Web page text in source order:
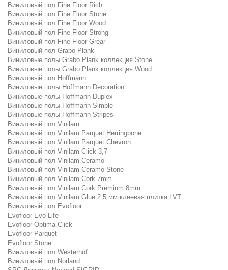
Виниловый пол Fine Floor Rich
Виниловый пол Fine Floor Stone
Виниловый пол Fine Floor Wood
Виниловый пол Fine Floor Strong
Виниловый пол Fine Floor Grear
Виниловый пол Grabo Plank
Виниловые полы Grabo Plank коллекция Stone
Виниловые полы Grabo Plank коллекция Wood
Виниловый пол Hoffmann
Виниловые полы Hoffmann Decoration
Виниловые полы Hoffmann Duplex
Виниловые полы Hoffmann Simple
Виниловые полы Hoffmann Stripes
Виниловый пол Vinilam
Виниловый пол Vinilam Parquet Herringbone
Виниловый пол Vinilam Parquet Chevron
Виниловый пол Vinilam Click 3,7
Виниловый пол Vinilam Ceramo
Виниловый пол Vinilam Ceramo Stone
Виниловый пол Vinilam Cork 7mm
Виниловый пол Vinilam Cork Premium 8mm
Виниловый пол Vinilam Glue 2.5 мм клеевая плитка LVT
Виниловый пол Evofloor
Evofloor Evo Life
Evofloor Optima Click
Evofloor Parquet
Evofloor Stone
Виниловый пол Westerhof
Виниловый пол Norland